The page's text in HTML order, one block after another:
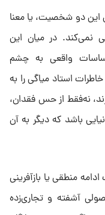
این دو شخصیت، یا معنا
نمی‌کند. در میان این
واقعی به چشم
استاد میاگی را به
نه‌فقط از حس فقدان،
باشد که دیگر به آن
منطقی یا بازآفرینی
آشفته و تجاری‌زده